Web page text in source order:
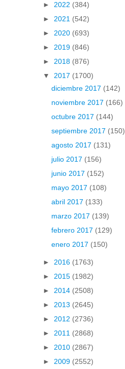
► 2022 (384)
► 2021 (542)
► 2020 (693)
► 2019 (846)
► 2018 (876)
▼ 2017 (1700)
diciembre 2017 (142)
noviembre 2017 (166)
octubre 2017 (144)
septiembre 2017 (150)
agosto 2017 (131)
julio 2017 (156)
junio 2017 (152)
mayo 2017 (108)
abril 2017 (133)
marzo 2017 (139)
febrero 2017 (129)
enero 2017 (150)
► 2016 (1763)
► 2015 (1982)
► 2014 (2508)
► 2013 (2645)
► 2012 (2736)
► 2011 (2868)
► 2010 (2867)
► 2009 (2552)